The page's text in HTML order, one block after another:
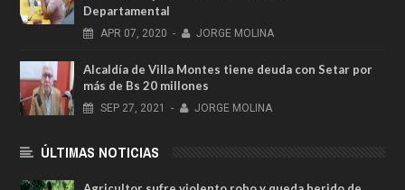
Departamental
APR 07, 2020 - JORGE MOLINA
Alcaldía de Villa Montes tiene deuda con Setar por
más de Bs 20 millones
SEP 27, 2021 - JORGE MOLINA
ÚLTIMAS NOTICIAS